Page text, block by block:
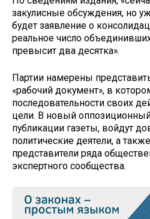
закулисные обсуждения, но
будет заявление о
реальное число
превысит два десятка».
Партии намерены
«рабочий документ», в
последовательности своих
цели. В новый оппозиционный
публикации газеты, войдут
политические деятели, а
представители ряда
экспертного сообщества.